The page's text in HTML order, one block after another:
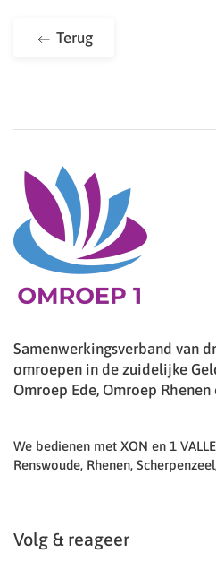
Terug
Samenwerkingsverband van
omroepen in de zuidelijke
Omroep Ede, Omroep
We bedienen met XON en 1
Renswoude, Rhenen,
Volg & reageer